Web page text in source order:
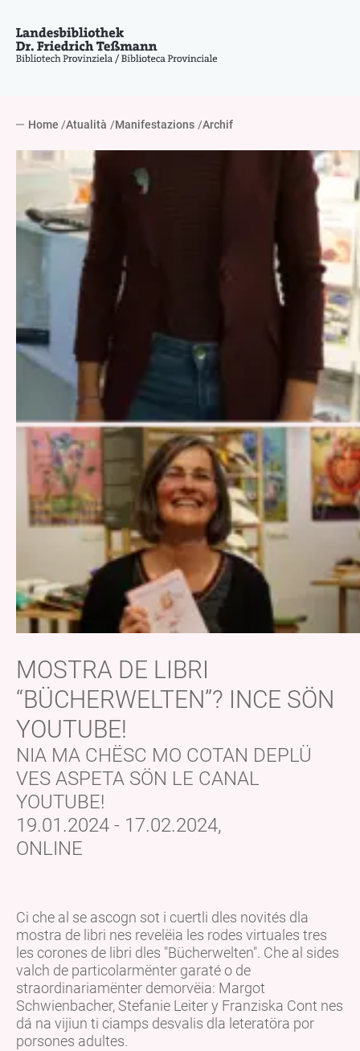
Home Atualità Manifestazions Archif
MOSTRA DE LIBRI
“BÜCHERWELTEN”? INCE SÖN
YOUTUBE!
NIA MA CHËSC MO COTAN DEPLÜ
VES ASPETA SÖN LE CANAL
YOUTUBE!
19.01.2024 - 17.02.2024,
ONLINE
Ci che al se ascogn sot i cuertli dles novités dla
mostra de libri nes revelëia les rodes virtuales tres
les corones de libri dles "Bücherwelten". Che al sides
valch de particolarmënter garaté o de
straordinariamënter demorvëia: Margot
Schwienbacher, Stefanie Leiter y Franziska Cont nes
dá na vijiun ti ciamps desvalis dla leteratöra por
porsones adultes.